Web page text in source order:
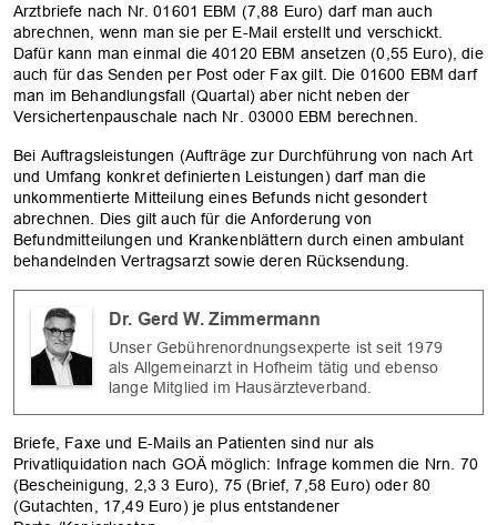
OK
Arztbriefe nach Nr. 01601 EBM (7,88 Euro) darf man auch
abrechnen, wenn man sie per E-Mail erstellt und verschickt.
Dafür kann man einmal die 40120 EBM ansetzen (0,55 Euro), die
auch für das Senden per Post oder Fax gilt. Die 01600 EBM darf
man im Behandlungsfall (Quartal) aber nicht neben der
Versichertenpauschale nach Nr. 03000 EBM berechnen.
Bei Auftragsleistungen (Aufträge zur Durchführung von nach Art
und Umfang konkret definierten Leistungen) darf man die
unkommentierte Mitteilung eines Befunds nicht gesondert
abrechnen. Dies gilt auch für die Anforderung von
Befundmitteilungen und Krankenblättern durch einen ambulant
behandelnden Vertragsarzt sowie deren Rücksendung.
Dr. Gerd W. Zimmermann
Unser Gebührenordnungsexperte ist seit 1979
als Allgemeinarzt in Hofheim tätig und ebenso
lange Mitglied im Hausärzteverband.
Briefe, Faxe und E-Mails an Patienten sind nur als
Privatliquidation nach GOÄ möglich: Infrage kommen die Nrn. 70
(Bescheinigung, 2,3 3 Euro), 75 (Brief, 7,58 Euro) oder 80
(Gutachten, 17,49 Euro) je plus entstandener